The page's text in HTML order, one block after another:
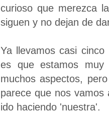
curioso que merezca
siguen y no dejan de
Ya llevamos casi
es que estamos
muchos aspectos,
parece que nos
ido haciendo 'nuestra'.